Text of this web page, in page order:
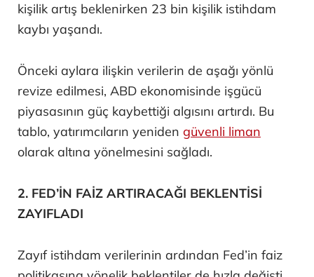
kişilik artış beklenirken 23 bin kişilik istihdam
kaybı yaşandı.
Önceki aylara ilişkin verilerin de aşağı yönlü
revize edilmesi, ABD ekonomisinde işgücü
piyasasının güç kaybettiği algısını artırdı. Bu
tablo, yatırımcıların yeniden güvenli liman
olarak altına yönelmesini sağladı.
2. FED’İN FAİZ ARTIRACAĞI BEKLENTİSİ
ZAYIFLADI
Zayıf istihdam verilerinin ardından Fed’in faiz